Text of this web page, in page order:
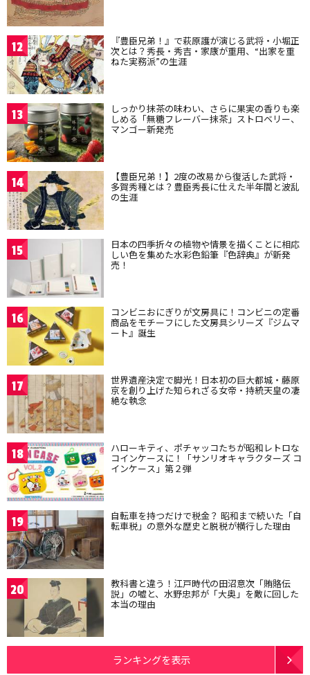
12 『豊臣兄弟！』で萩原護が演じる武将・小堀正
次とは？秀長・秀吉・家康が重用、“出家を重
ねた実務派”の生涯
13 しっかり抹茶の味わい、さらに果実の香りも楽
しめる「無糖フレーバー抹茶」ストロベリー、
マンゴー新発売
14 【豊臣兄弟！】2度の改易から復活した武将・
多賀秀種とは？豊臣秀長に仕えた半年間と波乱
の生涯
15 日本の四季折々の植物や情景を描くことに相応
しい色を集めた水彩色鉛筆『色辞典』が新発
売！
16 コンビニおにぎりが文房具に！コンビニの定番
商品をモチーフにした文房具シリーズ『ジムマ
ート』誕生
17 世界遺産決定で脚光！日本初の巨大都城・藤原
京を創り上げた知られざる女帝・持統天皇の凄
絶な執念
18 ハローキティ、ポチャッコたちが昭和レトロな
コインケースに！「サンリオキャラクターズ コ
インケース」第２弾
19 自転車を持つだけで税金？ 昭和まで続いた「自
転車税」の意外な歴史と脱税が横行した理由
20 教科書と違う！江戸時代の田沼意次「賄賂伝
説」の嘘と、水野忠邦が「大奥」を敵に回した
本当の理由
ランキングを表示